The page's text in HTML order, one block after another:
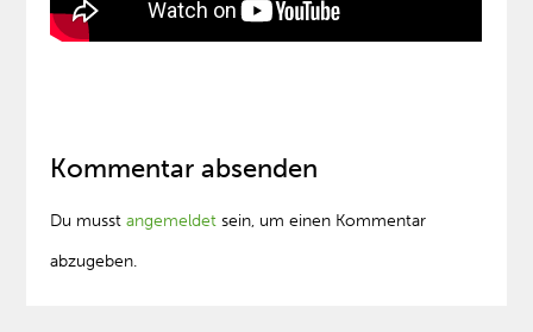
Kommentar absenden
Du musstangemeldet sein, um einen Kommentar
abzugeben.